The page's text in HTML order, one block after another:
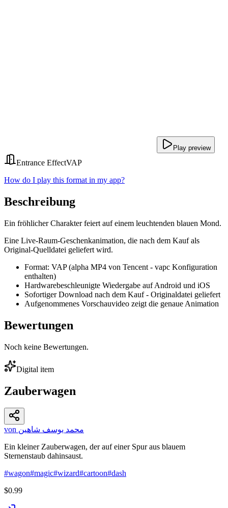
Play preview
Entrance EffectVAP
How do I play this format in my app?
Beschreibung
Ein fröhlicher Charakter feiert auf einem leuchtenden blauen Mond.
Eine Live-Raum-Geschenkanimation, die nach dem Kauf als
Original-Quelldatei geliefert wird.
Format: VAP (alpha MP4 von Tencent - vapc Konfiguration
enthalten)
Hardwarebeschleunigte Wiedergabe auf Android und iOS
Sofortiger Download nach dem Kauf - Originaldatei geliefert
Aufgenommenes Vorschauvideo zeigt die genaue Animation
Bewertungen
Noch keine Bewertungen.
Digital item
Zauberwagen
von محمد يوسف شاهين
Ein kleiner Zauberwagen, der auf einer Spur aus blauem
Sternenstaub dahinsaust.
#wagon#magic#wizard#cartoon#dash
$0.99